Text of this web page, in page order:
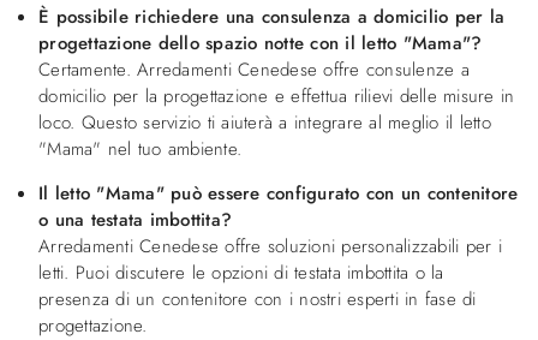
È possibile richiedere una consulenza a domicilio per la
progettazione dello spazio notte con il letto "Mama"?
Certamente. Arredamenti Cenedese offre consulenze a
domicilio per la progettazione e effettua rilievi delle misure in
loco. Questo servizio ti aiuterà a integrare al meglio il letto
"Mama" nel tuo ambiente.
Il letto "Mama" può essere configurato con un contenitore
o una testata imbottita?
Arredamenti Cenedese offre soluzioni personalizzabili per i
letti. Puoi discutere le opzioni di testata imbottita o la
presenza di un contenitore con i nostri esperti in fase di
progettazione.